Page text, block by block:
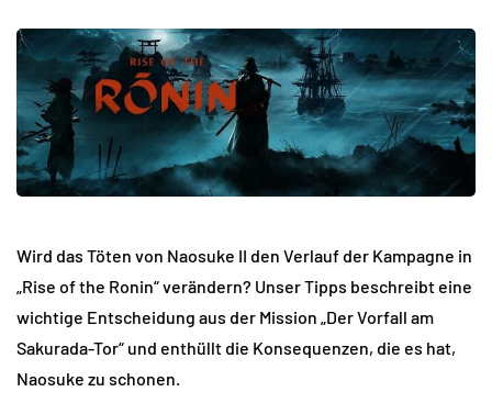
Wird das Töten von Naosuke II den Verlauf der Kampagne in
„Rise of the Ronin“ verändern? Unser Tipps beschreibt eine
wichtige Entscheidung aus der Mission „Der Vorfall am
Sakurada-Tor“ und enthüllt die Konsequenzen, die es hat,
Naosuke zu schonen.